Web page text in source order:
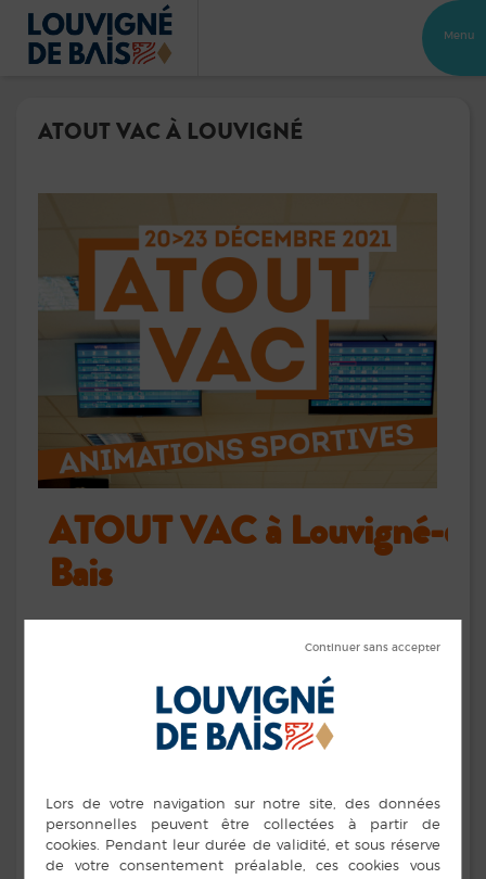
Menu
ATOUT VAC À LOUVIGNÉ
ATOUT VAC à Louvigné-
Bais
A l’approche de la période de Noël, le service des Sports
de Vitré Communauté organise un stage